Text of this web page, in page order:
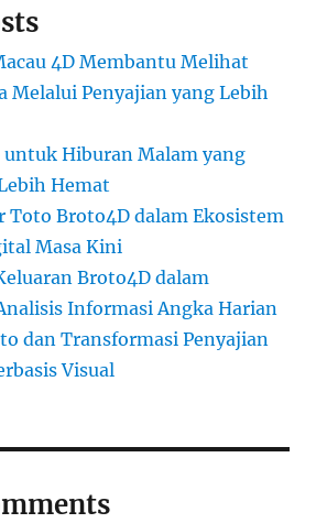
4D Membantu Melihat
Melalui Penyajian yang Lebih
untuk Hiburan Malam yang
Hemat
Toto Broto4D dalam Ekosistem
Masa Kini
Broto4D dalam
Informasi Angka Harian
dan Transformasi Penyajian
Visual